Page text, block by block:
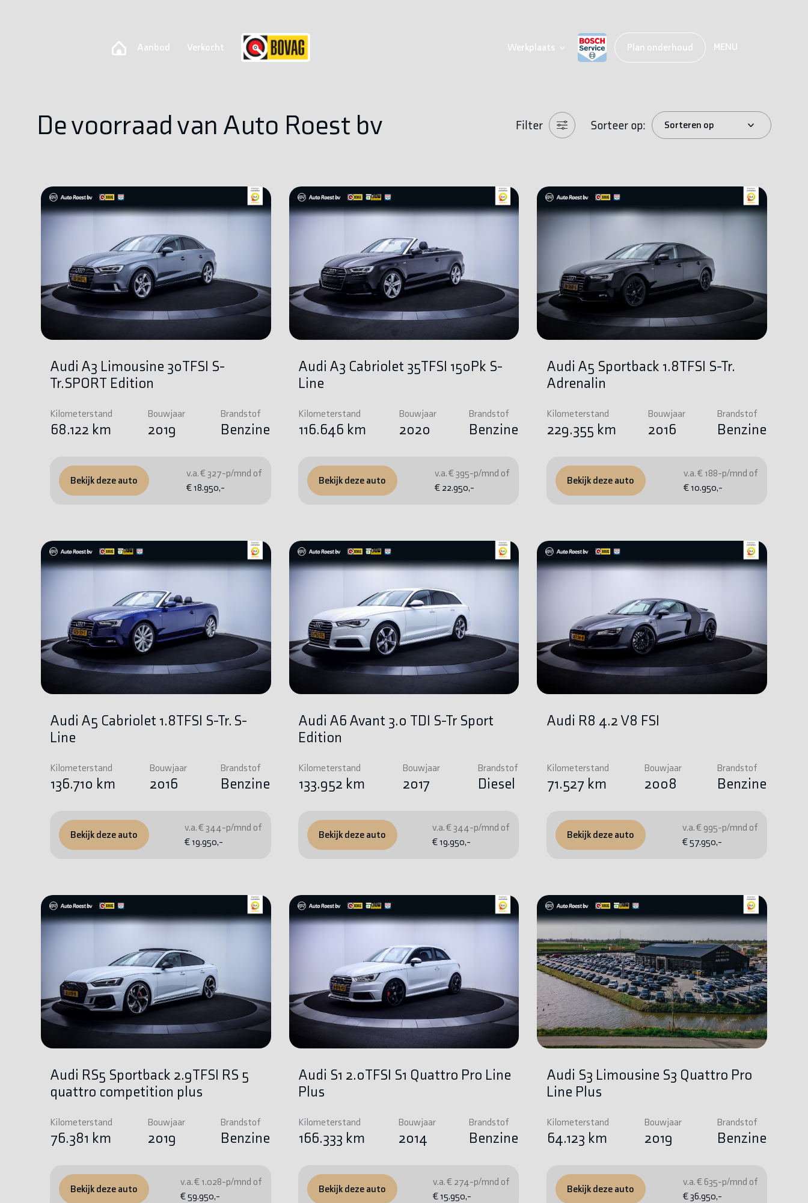
Aanbod Verkocht Werkplaats Plan onderhoud MENU
De voorraad van Auto Roest bv Filter Sorteer op:
Audi A3 Limousine 30TFSI S-
Tr.SPORT Edition
Kilometerstand
68.122 km
Bouwjaar
2019
Brandstof
Benzine
v.a. € 327-p/mnd of
€ 18.950,-
Bekijk deze auto
Audi A3 Cabriolet 35TFSI 150Pk S-
Line
Kilometerstand
116.646 km
Bouwjaar
2020
Brandstof
Benzine
v.a. € 395-p/mnd of
€ 22.950,-
Bekijk deze auto
Audi A5 Sportback 1.8TFSI S-Tr.
Adrenalin
Kilometerstand
229.355 km
Bouwjaar
2016
Brandstof
Benzine
v.a. € 188-p/mnd of
€ 10.950,-
Bekijk deze auto
Audi A5 Cabriolet 1.8TFSI S-Tr. S-
Line
Kilometerstand
136.710 km
Bouwjaar
2016
Brandstof
Benzine
v.a. € 344-p/mnd of
€ 19.950,-
Bekijk deze auto
Audi A6 Avant 3.0 TDI S-Tr Sport
Edition
Kilometerstand
133.952 km
Bouwjaar
2017
Brandstof
Diesel
v.a. € 344-p/mnd of
€ 19.950,-
Bekijk deze auto
Audi R8 4.2 V8 FSI
Kilometerstand
71.527 km
Bouwjaar
2008
Brandstof
Benzine
v.a. € 995-p/mnd of
€ 57.950,-
Bekijk deze auto
Audi RS5 Sportback 2.9TFSI RS 5
quattro competition plus
Kilometerstand
76.381 km
Bouwjaar
2019
Brandstof
Benzine
v.a. € 1.028-p/mnd of
€ 59.950,-
Bekijk deze auto
Audi S1 2.0TFSI S1 Quattro Pro Line
Plus
Kilometerstand
166.333 km
Bouwjaar
2014
Brandstof
Benzine
v.a. € 274-p/mnd of
€ 15.950,-
Bekijk deze auto
Audi S3 Limousine S3 Quattro Pro
Line Plus
Kilometerstand
64.123 km
Bouwjaar
2019
Brandstof
Benzine
v.a. € 635-p/mnd of
€ 36.950,-
Bekijk deze auto